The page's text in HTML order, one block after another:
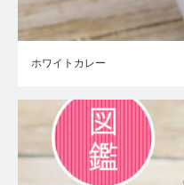
ホワイトカレー